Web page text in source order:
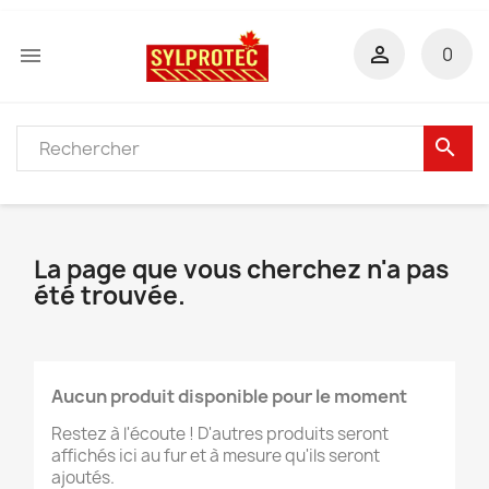
 0

search
La page que vous cherchez n'a pas
été trouvée.
Aucun produit disponible pour le moment
Restez à l'écoute ! D'autres produits seront
affichés ici au fur et à mesure qu'ils seront
ajoutés.